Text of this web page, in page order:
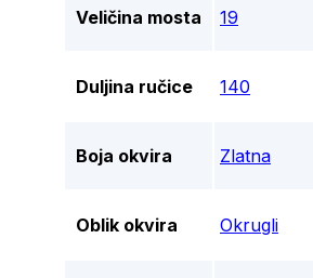
Veličina mosta 19
Duljina ručice 140
Boja okvira Zlatna
Oblik okvira Okrugli